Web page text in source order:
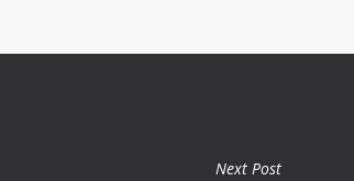
Next Post